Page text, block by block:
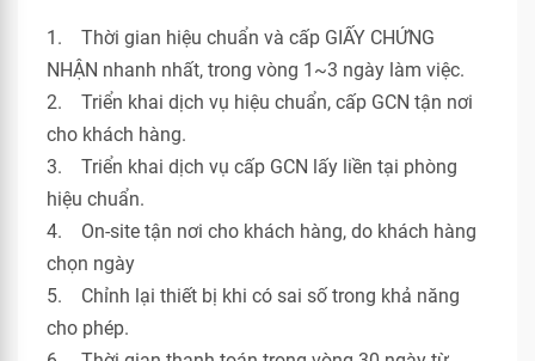
1. Thời gian hiệu chuẩn và cấp GIẤY CHỨNG
NHẬN nhanh nhất, trong vòng 1~3 ngày làm việc.
2. Triển khai dịch vụ hiệu chuẩn, cấp GCN tận nơi
cho khách hàng.
3. Triển khai dịch vụ cấp GCN lấy liền tại phòng
hiệu chuẩn.
4. On-site tận nơi cho khách hàng, do khách hàng
chọn ngày
5. Chỉnh lại thiết bị khi có sai số trong khả năng
cho phép.